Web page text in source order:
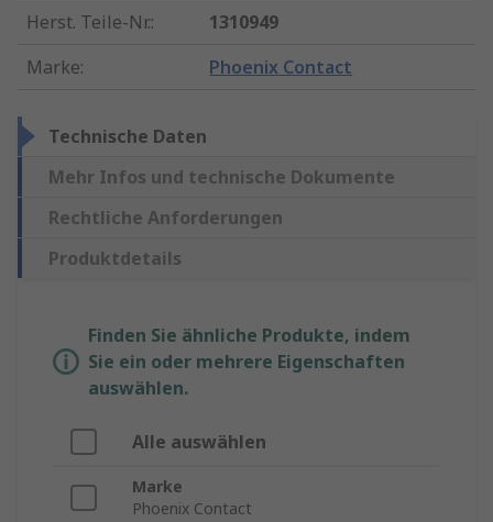
Herst. Teile-Nr.:
1310949
Marke: Phoenix Contact
Technische Daten
Mehr Infos und technische Dokumente
Rechtliche Anforderungen
Produktdetails
Finden Sie ähnliche Produkte, indem
Sie ein oder mehrere Eigenschaften
auswählen.
Alle auswählen
Marke
Phoenix Contact